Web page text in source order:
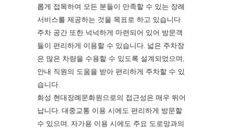
롭게 접목하여 모든 분들이 만족할 수 있는 장례
서비스를 제공하는 것을 목표로 하고 있습니다.
주차 공간 또한 넉넉하게 마련되어 있어 방문객
들이 편리하게 이용할 수 있습니다. 넓은 주차장
은 많은 차량을 수용할 수 있도록 설계되었으며,
안내 직원의 도움을 받아 편리하게 주차할 수 있
습니다.
화성 현대장례문화원으로의 접근성은 매우 뛰어
납니다. 대중교통 이용 시에도 편리하게 방문할
수 있으며, 자가용 이용 시에도 주요 도로망과의